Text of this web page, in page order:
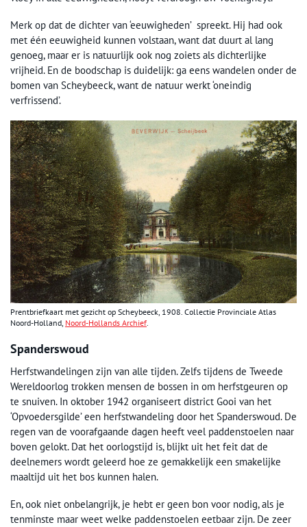
Merk op dat de dichter van ‘eeuwigheden’ spreekt. Hij had ook
met één eeuwigheid kunnen volstaan, want dat duurt al lang
genoeg, maar er is natuurlijk ook nog zoiets als dichterlijke
vrijheid. En de boodschap is duidelijk: ga eens wandelen onder de
bomen van Scheybeeck, want de natuur werkt ‘oneindig
verfrissend’.
Prentbriefkaart met gezicht op Scheybeeck, 1908. Collectie Provinciale Atlas
Noord-Holland, Noord-Hollands Archief.
Spanderswoud
Herfstwandelingen zijn van alle tijden. Zelfs tijdens de Tweede
Wereldoorlog trokken mensen de bossen in om herfstgeuren op
te snuiven. In oktober 1942 organiseert district Gooi van het
‘Opvoedersgilde’ een herfstwandeling door het Spanderswoud. De
regen van de voorafgaande dagen heeft veel paddenstoelen naar
boven gelokt. Dat het oorlogstijd is, blijkt uit het feit dat de
deelnemers wordt geleerd hoe ze gemakkelijk een smakelijke
maaltijd uit het bos kunnen halen.
En, ook niet onbelangrijk, je hebt er geen bon voor nodig, als je
tenminste maar weet welke paddenstoelen eetbaar zijn. De zeer